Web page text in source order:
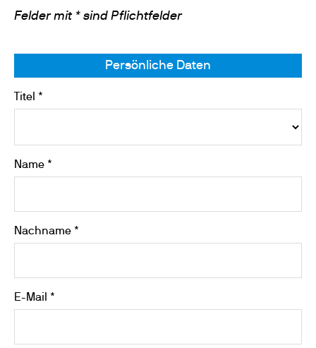
Felder mit * sind Pflichtfelder
Persönliche Daten
Titel *
Name *
Nachname *
E-Mail *